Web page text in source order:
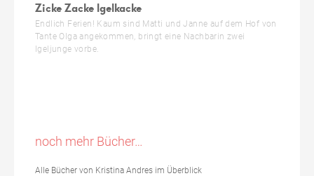
Zicke Zacke Igelkacke
Endlich Ferien! Kaum sind Matti und Janne auf dem Hof von
Tante Olga angekommen, bringt eine Nachbarin zwei
Igeljunge vorbe.
noch mehr Bücher…
Alle Bücher von Kristina Andres im Überblick